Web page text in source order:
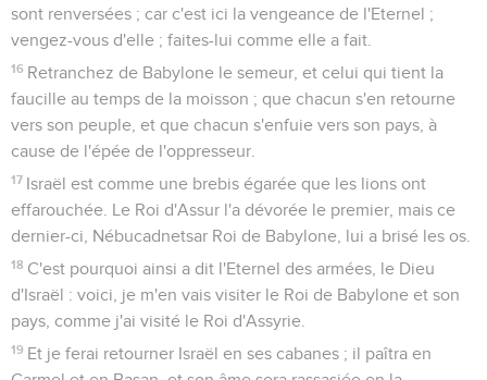
sont renversées ; car c'est ici la vengeance de l'Eternel ;
vengez-vous d'elle ; faites-lui comme elle a fait.
16 Retranchez de Babylone le semeur, et celui qui tient la
faucille au temps de la moisson ; que chacun s'en retourne
vers son peuple, et que chacun s'enfuie vers son pays, à
cause de l'épée de l'oppresseur.
17 Israël est comme une brebis égarée que les lions ont
effarouchée. Le Roi d'Assur l'a dévorée le premier, mais ce
dernier-ci, Nébucadnetsar Roi de Babylone, lui a brisé les os.
18 C'est pourquoi ainsi a dit l'Eternel des armées, le Dieu
d'Israël : voici, je m'en vais visiter le Roi de Babylone et son
pays, comme j'ai visité le Roi d'Assyrie.
19 Et je ferai retourner Israël en ses cabanes ; il paîtra en